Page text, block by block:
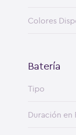
Colores
Batería
Tipo
Duración en